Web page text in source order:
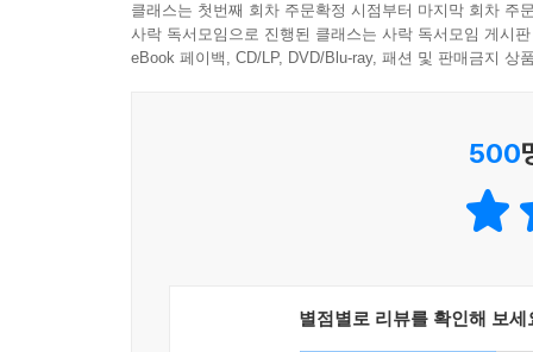
숨막힐 듯한 식물적 상상력의 궁극
「작가의 말」에서도 밝히고 있듯이, 『채식주의
난 몰랐거든. 나무들이 똑바로 서 있다고만 생
어떻게 내가 알게 됐는지 알아? 꿈에 말이야.
클래스는 첫번째 회차 주문확정 시점부터 마지막 회차 주
사락 독서모임으로 진행된 클래스는 사락 독서모임 게시
eBook 페이백, CD/LP, DVD/Blu-ray, 패션 및 판매금지 상
500
별점별로 리뷰를 확인해 보세